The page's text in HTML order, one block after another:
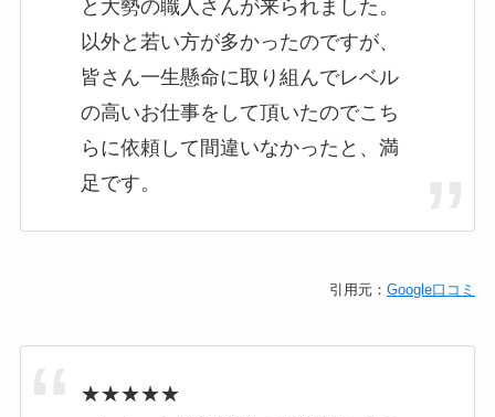
と大勢の職人さんが来られました。
以外と若い方が多かったのですが、
皆さん一生懸命に取り組んでレベル
の高いお仕事をして頂いたのでこち
らに依頼して間違いなかったと、満
足です。
引用元：Google口コミ
★★★★★